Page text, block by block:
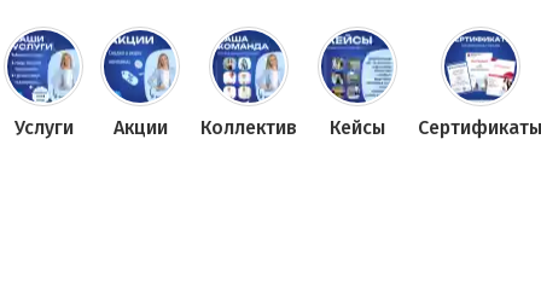
Услуги Акции Коллектив Кейсы Сертификаты